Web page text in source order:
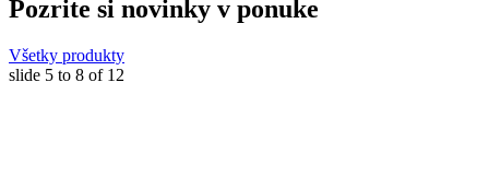
Pozrite si novinky v ponuke
Všetky produkty
slide 5 to 8 of 12